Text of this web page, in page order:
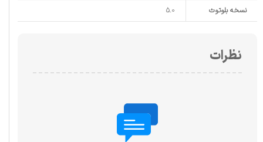
نسخه بلوتوث 5.0
نظرات